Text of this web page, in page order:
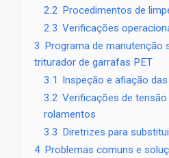
2.2 Procedimentos de
2.3 Verificações
3 Programa de manutenção
triturador de garrafas PET
3.1 Inspeção e afiação
3.2 Verificações de tensão
rolamentos
3.3 Diretrizes para
4 Problemas comuns e